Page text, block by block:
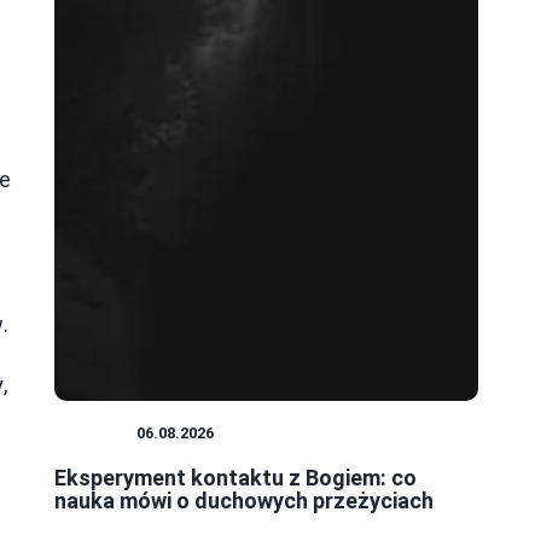
06.08.2026
Eksperyment kontaktu z Bogiem: co
nauka mówi o duchowych przeżyciach